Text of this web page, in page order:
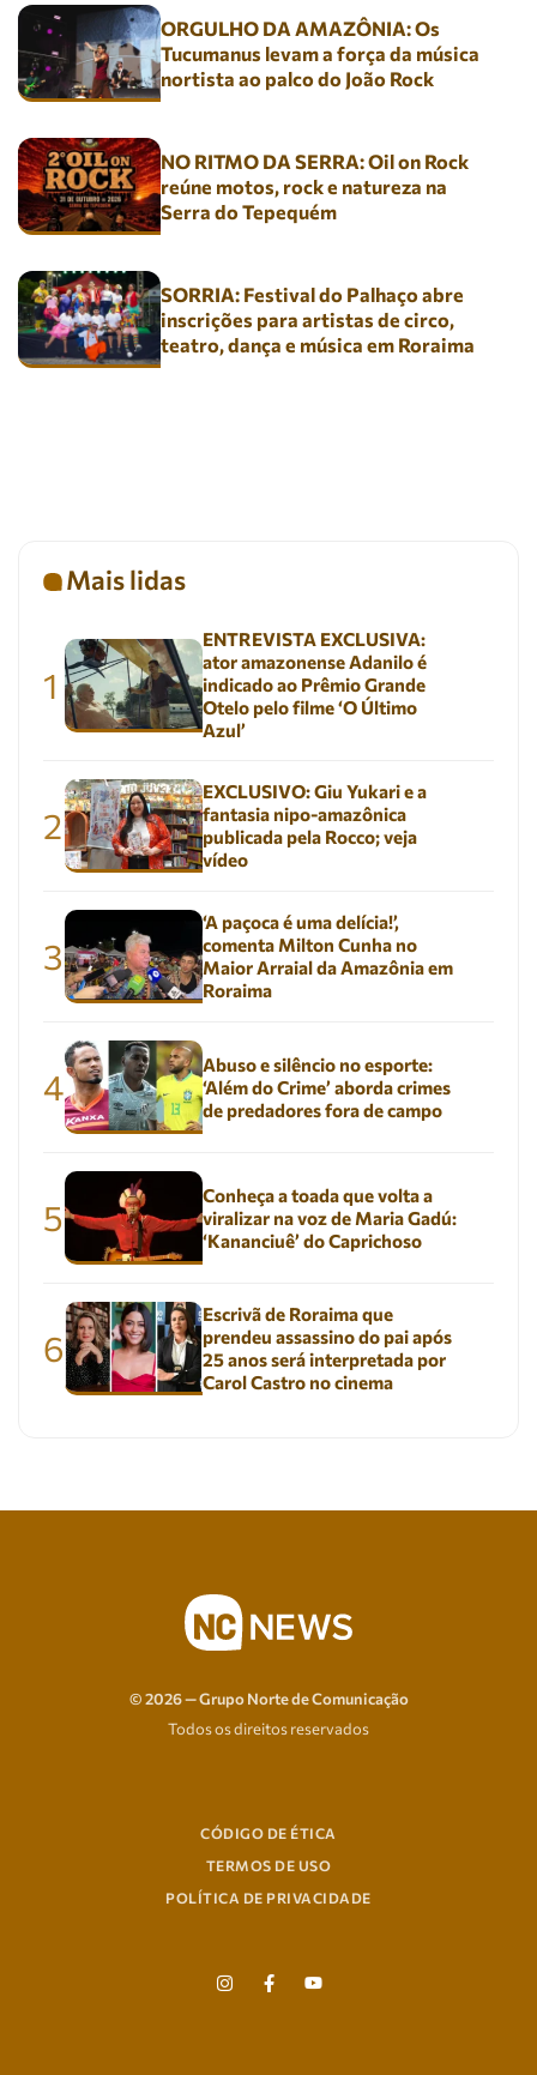
ORGULHO DA AMAZÔNIA: Os
Tucumanus levam a força da música
nortista ao palco do João Rock
NO RITMO DA SERRA: Oil on Rock
reúne motos, rock e natureza na
Serra do Tepequém
SORRIA: Festival do Palhaço abre
inscrições para artistas de circo,
teatro, dança e música em Roraima
Mais lidas
1
ENTREVISTA EXCLUSIVA:
ator amazonense Adanilo é
indicado ao Prêmio Grande
Otelo pelo filme ‘O Último
Azul’
2
EXCLUSIVO: Giu Yukari e a
fantasia nipo-amazônica
publicada pela Rocco; veja
vídeo
3
‘A paçoca é uma delícia!’,
comenta Milton Cunha no
Maior Arraial da Amazônia em
Roraima
4
Abuso e silêncio no esporte:
‘Além do Crime’ aborda crimes
de predadores fora de campo
5
Conheça a toada que volta a
viralizar na voz de Maria Gadú:
‘Kananciuê’ do Caprichoso
6
Escrivã de Roraima que
prendeu assassino do pai após
25 anos será interpretada por
Carol Castro no cinema
© 2026 — Grupo Norte de Comunicação
Todos os direitos reservados
CÓDIGO DE ÉTICA
TERMOS DE USO
POLÍTICA DE PRIVACIDADE